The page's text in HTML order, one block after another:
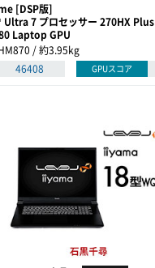
[DSP版]
7 プロセッサー 270HX Plus
Laptop GPU
/ 約3.95kg
46408 GPUスコア